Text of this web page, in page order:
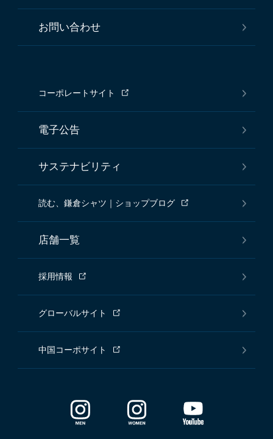
お問い合わせ
コーポレートサイト
電子公告
サステナビリティ
読む、鎌倉シャツ｜ショップブログ
店舗一覧
採用情報
グローバルサイト
中国コーポサイト